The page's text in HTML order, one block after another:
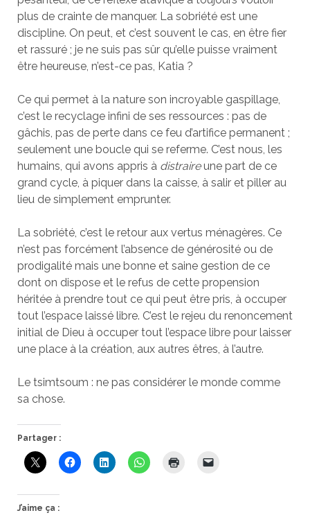
plus de crainte de manquer. La sobriété est une
discipline. On peut, et c’est souvent le cas, en être fier
et rassuré ; je ne suis pas sûr qu’elle puisse vraiment
être heureuse, n’est-ce pas, Katia ?
Ce qui permet à la nature son incroyable gaspillage,
c’est le recyclage infini de ses ressources : pas de
gâchis, pas de perte dans ce feu d’artifice permanent ;
seulement une boucle qui se referme. C’est nous, les
humains, qui avons appris à distraireune part de ce
grand cycle, à piquer dans la caisse, à salir et piller au
lieu de simplement emprunter.
La sobriété, c’est le retour aux vertus ménagères. Ce
n’est pas forcément l’absence de générosité ou de
prodigalité mais une bonne et saine gestion de ce
dont on dispose et le refus de cette propension
héritée à prendre tout ce qui peut être pris, à occuper
tout l’espace laissé libre. C’est le rejeu du renoncement
initial de Dieu à occuper tout l’espace libre pour laisser
une place à la création, aux autres êtres, à l’autre.
Le tsimtsoum : ne pas considérer le monde comme
sa chose.
Partager :
J’aime ça :